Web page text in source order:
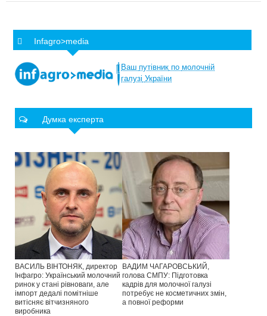
Infagro>media
Ваш путівник по молочній
галузі України
Думка експерта
ВАСИЛЬ ВІНТОНЯК, директор
Інфагро: Український молочний
ринок у стані рівноваги, але
імпорт дедалі помітніше
витісняє вітчизняного
виробника
ВАДИМ ЧАГАРОВСЬКИЙ,
голова СМПУ: Підготовка
кадрів для молочної галузі
потребує не косметичних змін,
а повної реформи